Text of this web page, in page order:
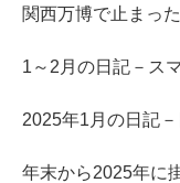
関西万博で止まっ
1～2月の日記－ス
2025年1月の日記
年末から2025年に